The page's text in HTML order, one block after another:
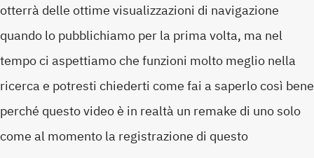
otterrà delle ottime visualizzazioni di navigazione
quando lo pubblichiamo per la prima volta, ma nel
tempo ci aspettiamo che funzioni molto meglio nella
ricerca e potresti chiederti come fai a saperlo così bene
perché questo video è in realtà un remake di uno solo
come al momento la registrazione di questo